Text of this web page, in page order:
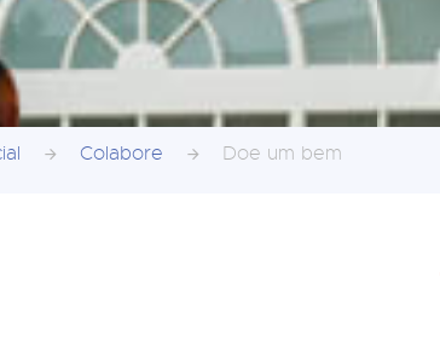
Colabore Doe um bem